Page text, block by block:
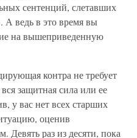
сентенций, слетавших
А ведь в это время вы
на вышеприведенную
контра не требует
защитная сила или ее
у вас нет всех старших
оценив
Девять раз из десяти, пока